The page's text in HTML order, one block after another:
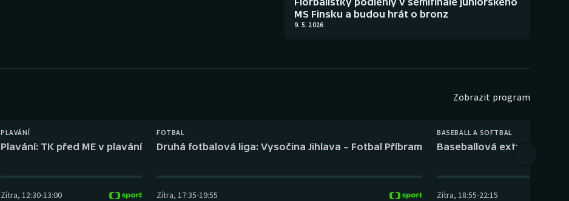
Plážový volejbal
MS Finsku a budou hrát o bronz
9. 5. 2026
Zobrazit program
PLAVÁNÍ
Plavání: TK před ME v plavání
Zítra, 12:30-13:00
FOTBAL
Druhá fotbalová liga: Vysočina Jihlava – Fotbal Příbram
Zítra, 17:35-19:55
BASEBALL A SOFTBAL
Baseballová extraliga:
Zítra, 18:55-22:15